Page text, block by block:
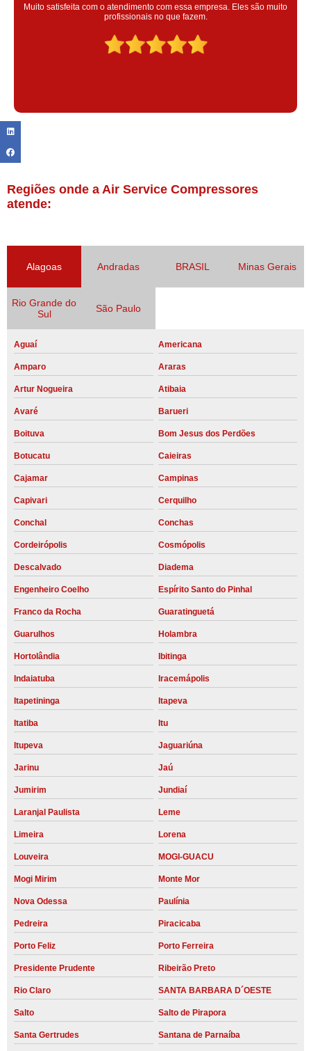
Super satisfeita com o serviço prestado, atendimento muito bom!
colaoradores educado e transparente, destaque para o colaborador
Claudinei excelente profissional!
Regiões onde a Air Service Compressores
atende:
Alagoas Andradas BRASIL Minas Gerais
Rio Grande do
Sul
São Paulo
Aguaí Americana
Amparo Araras
Artur Nogueira Atibaia
Avaré Barueri
Boituva Bom Jesus dos Perdões
Botucatu Caieiras
Cajamar Campinas
Capivari Cerquilho
Conchal Conchas
Cordeirópolis Cosmópolis
Descalvado Diadema
Engenheiro Coelho Espírito Santo do Pinhal
Franco da Rocha Guaratinguetá
Guarulhos Holambra
Hortolândia Ibitinga
Indaiatuba Iracemápolis
Itapetininga Itapeva
Itatiba Itu
Itupeva Jaguariúna
Jarinu Jaú
Jumirim Jundiaí
Laranjal Paulista Leme
Limeira Lorena
Louveira MOGI-GUACU
Mogi Mirim Monte Mor
Nova Odessa Paulínia
Pedreira Piracicaba
Porto Feliz Porto Ferreira
Presidente Prudente Ribeirão Preto
Rio Claro SANTA BARBARA D´OESTE
Salto Salto de Pirapora
Santa Gertrudes Santana de Parnaíba